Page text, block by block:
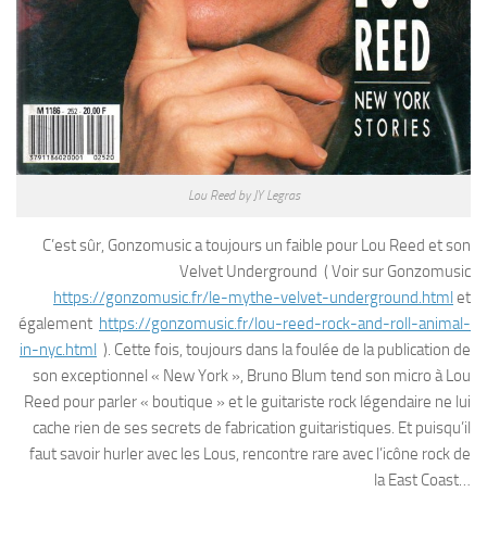
Lou Reed by JY Legras
C’est sûr, Gonzomusic a toujours un faible pour Lou Reed et son
Velvet Underground ( Voir sur Gonzomusic
https://gonzomusic.fr/le-mythe-velvet-underground.html et
également https://gonzomusic.fr/lou-reed-rock-and-roll-animal-
in-nyc.html ). Cette fois, toujours dans la foulée de la publication de
son exceptionnel « New York », Bruno Blum tend son micro à Lou
Reed pour parler « boutique » et le guitariste rock légendaire ne lui
cache rien de ses secrets de fabrication guitaristiques. Et puisqu’il
faut savoir hurler avec les Lous, rencontre rare avec l’icône rock de
la East Coast…